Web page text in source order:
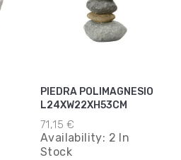
PIEDRA POLIMAGNESIO
L24XW22XH53CM
71,15 €
Availability: 2 In
Stock